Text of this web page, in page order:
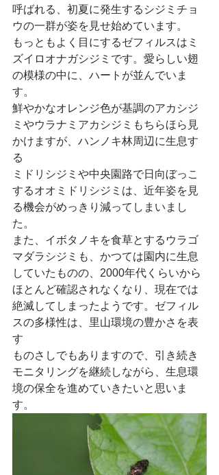
呼ばれる、初夏に発生するシジミチョ
ウの一群が姿を見せ始めています。
もっともよく目にするゼフィルスはミ
ズイロオナガシジミです。愛らしい翅
の模様の中に、ハートが並んでいま
す。
鮮やかなオレンジ色が基調のアカシジ
ミやウラナミアカシジミもちらほら見
かけますが、ハンノキ林周辺に生息す
る
ミドリシジミや中央園路で日向ぼっこ
するオオミドリシジミは、近年姿を見
る機会がめっきり減ってしまいまし
た。
また、イボタノキを食草とするウラゴ
マダラシジミも、かつては園内に生息
していたものの、2000年代くらいから
ほとんど確認されなくなり、現在では
絶滅してしまったようです。ゼフィル
スの多様性は、里山環境の豊かさを表
す
ものさしでもありますので、引き続き
モニタリングを継続しながら、生息環
境の保全を進めていきたいと思いま
す。